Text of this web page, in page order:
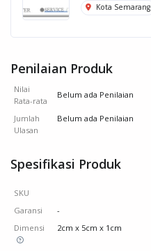
Kota Semarang
Penilaian Produk
Nilai
Rata-rata
Belum ada Penilaian
Jumlah
Ulasan
Belum ada Penilaian
Spesifikasi Produk
SKU
Garansi
-
Dimensi
2cm x 5cm x 1cm